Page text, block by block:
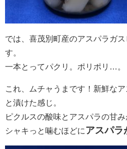
では、喜茂別町産のアスパラガ
す。
一本とってパクリ。ポリポリ…。
これ、ムチャうまです！新鮮な
と漬けた感じ。
ピクルスの酸味とアスパラの甘
シャキっと噛むほどに アスパラ